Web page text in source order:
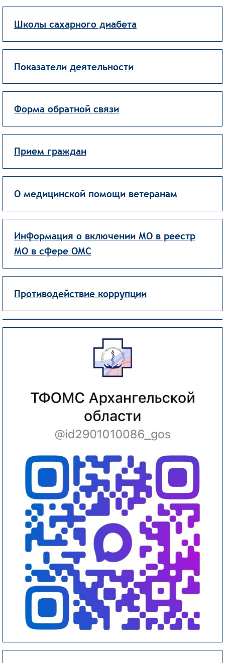
Школы сахарного диабета
Показатели деятельности
Форма обратной связи
Прием граждан
О медицинской помощи ветеранам
Информация о включении МО в реестр
МО в сфере ОМС
Противодействие коррупции